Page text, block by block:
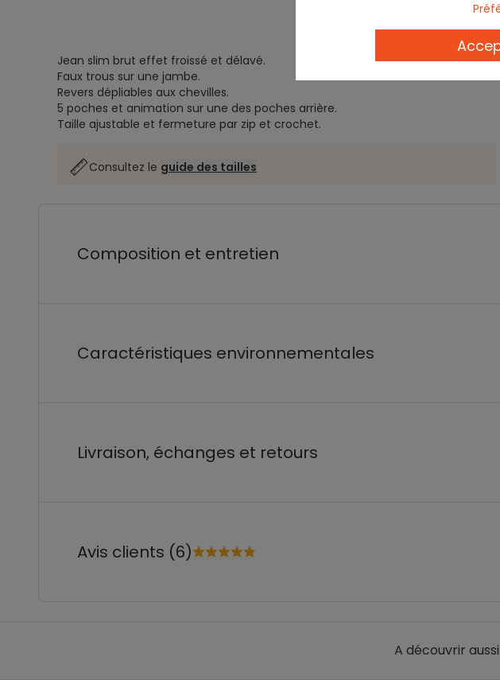
Jean slim brut effet froissé et délavé.
Faux trous sur une jambe.
Revers dépliables aux chevilles.
5 poches et animation sur une des poches arrière.
Taille ajustable et fermeture par zip et crochet.
Consultez le guide des tailles
Composition et entretien
Caractéristiques environnementales
Livraison, échanges et retours
Avis clients (6)
A découvrir